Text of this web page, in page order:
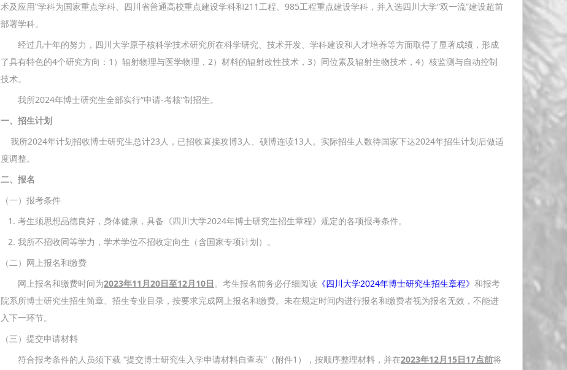
术及应用”学科为国家重点学科、四川省普通高校重点建设学科和211工程、985工程重点建设学科，并入选四川大学“双一流”建设超前
部署学科。
经过几十年的努力，四川大学原子核科学技术研究所在科学研究、技术开发、学科建设和人才培养等方面取得了显著成绩，形成
了具有特色的4个研究方向：1）辐射物理与医学物理，2）材料的辐射改性技术，3）同位素及辐射生物技术，4）核监测与自动控制
技术。
我所2024年博士研究生全部实行“申请-考核”制招生。
一、招生计划
我所2024年计划招收博士研究生总计23人，已招收直接攻博3人、硕博连读13人。实际招生人数待国家下达2024年招生计划后做适
度调整。
二、报名
（一）报考条件
1. 考生须思想品德良好，身体健康，具备《四川大学2024年博士研究生招生章程》规定的各项报考条件。
2. 我所不招收同等学力，学术学位不招收定向生（含国家专项计划）。
（二）网上报名和缴费
网上报名和缴费时间为2023年11月20日至12月10日。考生报名前务必仔细阅读 《四川大学2024年博士研究生招生章程》 和报考
院系所博士研究生招生简章、招生专业目录，按要求完成网上报名和缴费。未在规定时间内进行报名和缴费者视为报名无效，不能进
入下一环节。
（三）提交申请材料
符合报考条件的人员须下载 “提交博士研究生入学申请材料自查表”（附件1），按顺序整理材料，并在2023年12月15日17点前将